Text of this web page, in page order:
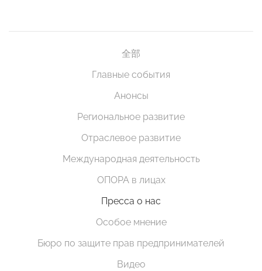
全部
Главные события
Анонсы
Региональное развитие
Отраслевое развитие
Международная деятельность
ОПОРА в лицах
Пресса о нас
Особое мнение
Бюро по защите прав предпринимателей
Видео